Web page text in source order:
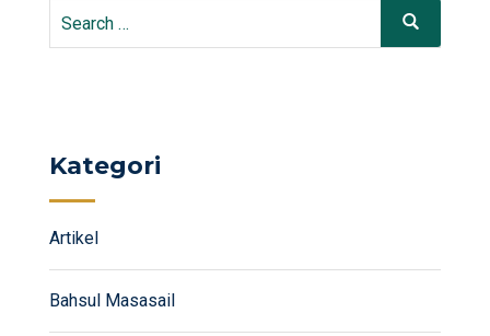
Search
Search
Kategori
Artikel
Bahsul Masasail